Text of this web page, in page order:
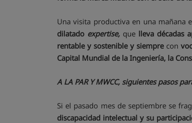
Una visita productiva en una mañana
dilatado expertise, que lleva décadas
rentable y sostenible y siemprecon
Capital Mundial de la Ingeniería, la
A LA PAR Y MWCC, siguientes pasos
Si el pasado mes de septiembre se
discapacidad intelectual y su